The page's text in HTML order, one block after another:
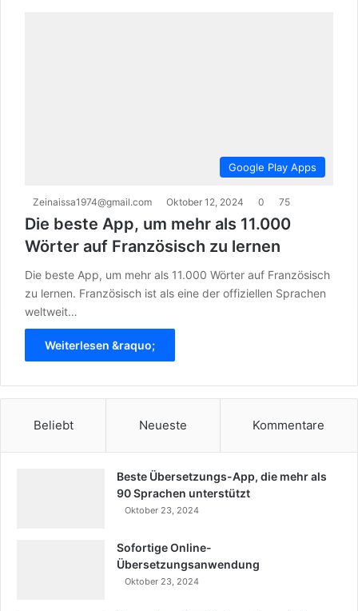
Google Play Apps
Zeinaissa1974@gmail.com Oktober 12, 2024 0 75
Die beste App, um mehr als 11.000
Wörter auf Französisch zu lernen
Die beste App, um mehr als 11.000 Wörter auf Französisch
zu lernen. Französisch ist als eine der offiziellen Sprachen
weltweit…
Weiterlesen &raquo;
Beliebt Neueste Kommentare
Beste Übersetzungs-App, die mehr als
90 Sprachen unterstützt
Oktober 23, 2024
Sofortige Online-
Übersetzungsanwendung
Oktober 23, 2024